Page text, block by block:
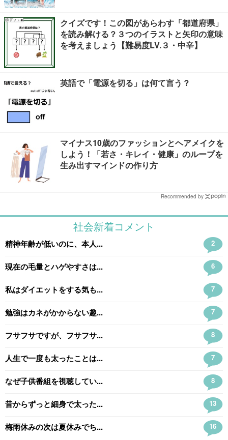
クイズです！この図があらわす「都道府県」
を読み解ける？３つのイラストと矢印の意味
を考えましょう【難易度LV.３・中辛】
英語で「電源を切る」は何て言う？
マイナス10歳のファッションとヘアメイクを
しよう！「若さ・キレイ・健康」のループを
生み出すマインドの作り方
Recommended by